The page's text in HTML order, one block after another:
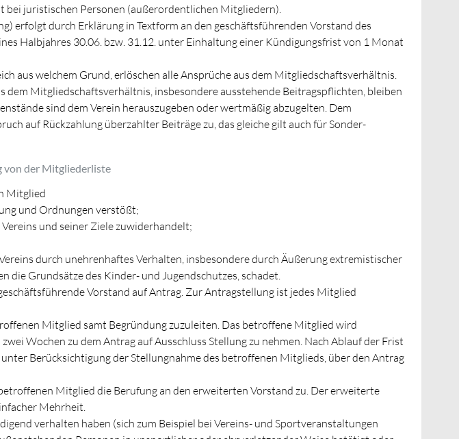
bei juristischen Personen (außerordentlichen Mitgliedern).
erfolgt durch Erklärung in Textform an den geschäftsführenden Vorstand des
Halbjahres 30.06. bzw. 31.12. unter Einhaltung einer Kündigungsfrist von 1 Monat
aus welchem Grund, erlöschen alle Ansprüche aus dem Mitgliedschaftsverhältnis.
dem Mitgliedschaftsverhältnis, insbesondere ausstehende Beitragspflichten, bleiben
sind dem Verein herauszugeben oder wertmäßig abzugelten. Dem
auf Rückzahlung überzahlter Beiträge zu, das gleiche gilt auch für Sonder-
von der Mitgliederliste
Mitglied
und Ordnungen verstößt;
und seiner Ziele zuwiderhandelt;
durch unehrenhaftes Verhalten, insbesondere durch Äußerung extremistischer
die Grundsätze des Kinder- und Jugendschutzes, schadet.
Vorstand auf Antrag. Zur Antragstellung ist jedes Mitglied
Mitglied samt Begründung zuzuleiten. Das betroffene Mitglied wird
Wochen zu dem Antrag auf Ausschluss Stellung zu nehmen. Nach Ablauf der Frist
Berücksichtigung der Stellungnahme des betroffenen Mitglieds, über den Antrag
Mitglied die Berufung an den erweiterten Vorstand zu. Der erweiterte
Mehrheit.
verhalten haben (sich zum Beispiel bei Vereins- und Sportveranstaltungen